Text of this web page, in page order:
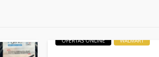
OFERTAS ONLINE
WALMART